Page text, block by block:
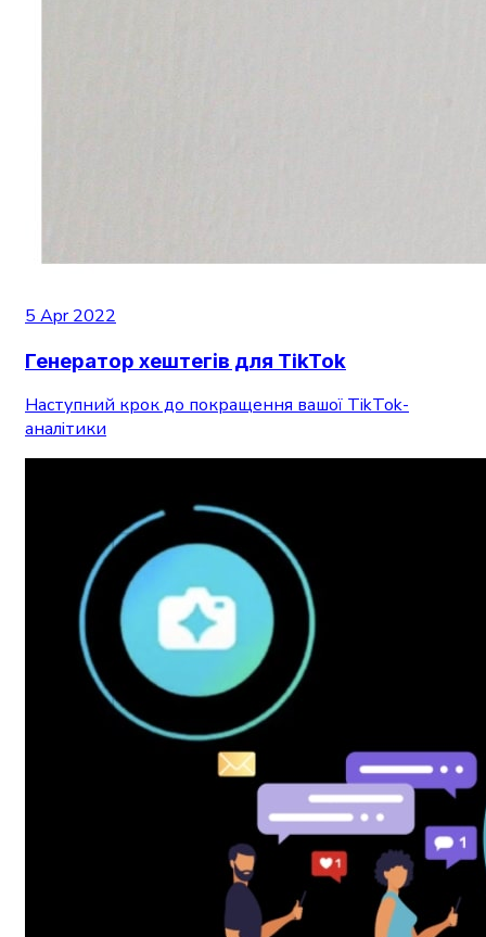
5 Apr 2022
Генератор хештегів для TikTok
Наступний крок до покращення вашої TikTok-
аналітики